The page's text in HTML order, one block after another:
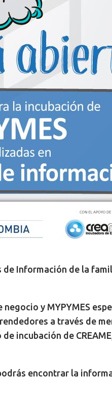
de Información de la
y MYPYMES
a través de
incubación de
encontrar la